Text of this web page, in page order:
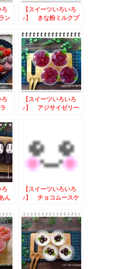
ろ
ン
【スイーツいろいろ
♪】 きな粉ミルクプ
ろ
【スイーツいろいろ
♪】 アジサイゼリー
ろ
ん
【スイーツいろいろ
♪】 チョコムースケ